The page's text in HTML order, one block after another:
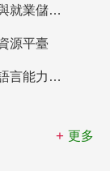
青年教育與就業儲蓄帳戶
源平臺
臺灣台語語言能力認證網站
更多